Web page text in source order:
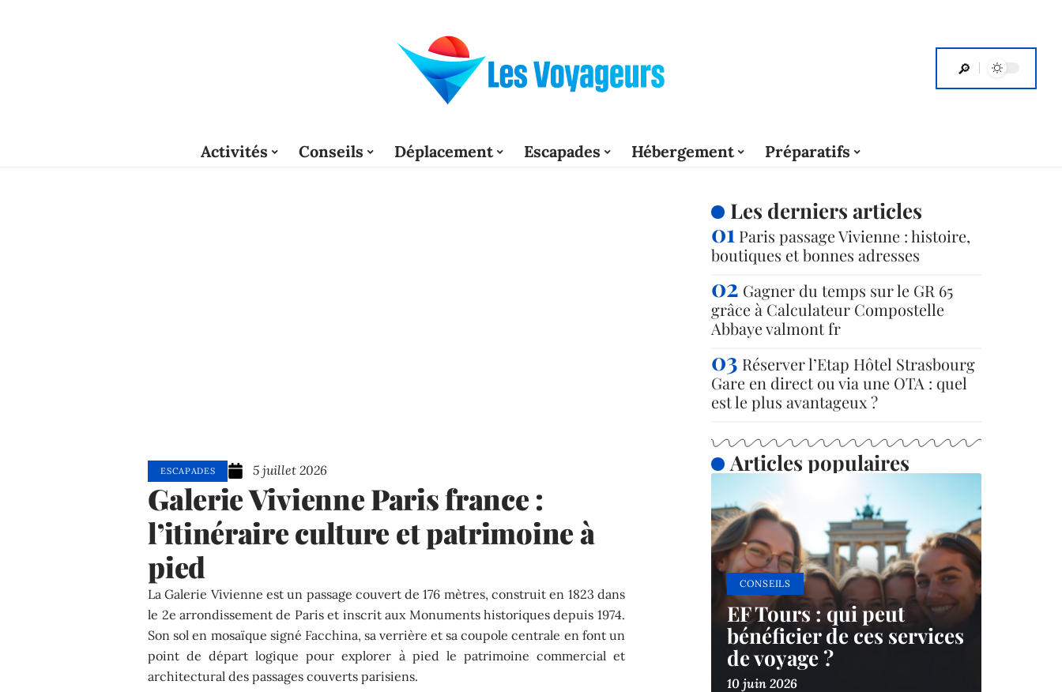
Activités Conseils Déplacement Escapades Hébergement Préparatifs
ESCAPADES 5 juillet 2026
Galerie Vivienne Paris france :
l’itinéraire culture et patrimoine à
pied
La Galerie Vivienne est un passage couvert de 176 mètres, construit en 1823 dans
le 2e arrondissement de Paris et inscrit aux Monuments historiques depuis 1974.
Son sol en mosaïque signé Facchina, sa verrière et sa coupole centrale en font un
point de départ logique pour explorer à pied le patrimoine commercial et
architectural des passages couverts parisiens.
Les derniers articles
Paris passage Vivienne : histoire,
boutiques et bonnes adresses
Gagner du temps sur le GR 65
grâce à Calculateur Compostelle
Abbaye valmont fr
Réserver l’Etap Hôtel Strasbourg
Gare en direct ou via une OTA : quel
est le plus avantageux ?
Articles populaires
CONSEILS
EF Tours : qui peut
bénéficier de ces services
de voyage ?
10 juin 2026